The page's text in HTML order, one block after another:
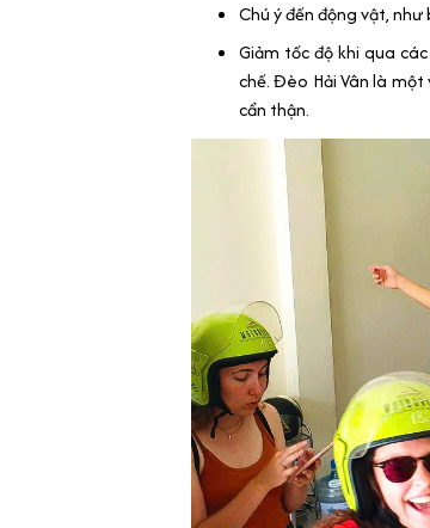
Chú ý đến động vật,
Giảm tốc độ khi qua
chế. Đèo Hải Vân là
cẩn thận.